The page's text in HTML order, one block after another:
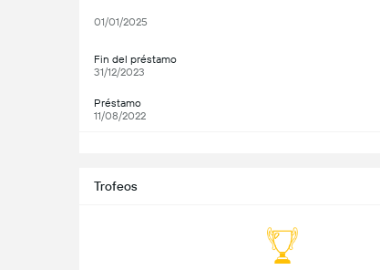
01/01/2025
Fin del préstamo
31/12/2023
Préstamo
11/08/2022
Trofeos